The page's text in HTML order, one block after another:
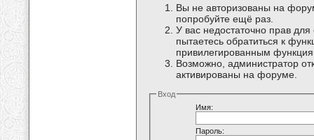
Вы не авторизованы на
попробуйте ещё раз.
У вас недостаточно прав
пытаетесь обратиться к
привилегированным
Возможно, администратор
активированы на форуме.
Вход
Имя:
Пароль: